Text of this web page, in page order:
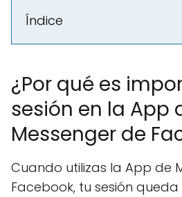
Índice
¿Por qué es
sesión en la App
Messenger de
Cuando utilizas la App de
Facebook, tu sesión